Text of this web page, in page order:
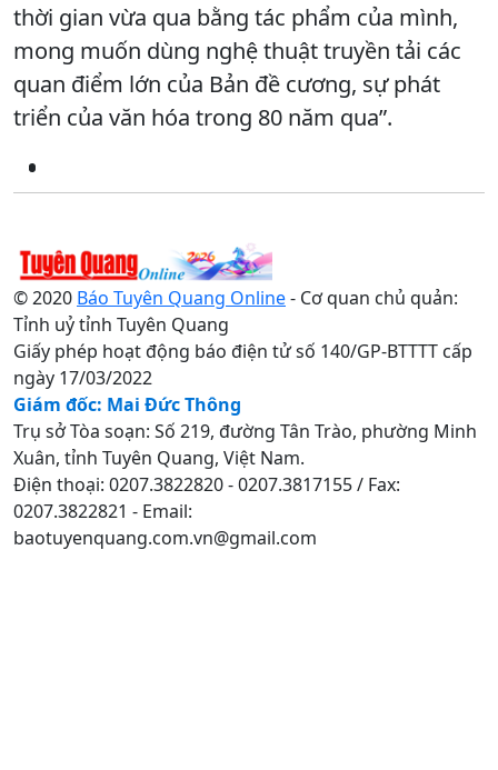
thời gian vừa qua bằng tác phẩm của mình,
mong muốn dùng nghệ thuật truyền tải các
quan điểm lớn của Bản đề cương, sự phát
triển của văn hóa trong 80 năm qua”.
© 2020 Báo Tuyên Quang Online- Cơ quan chủ quản:
Tỉnh uỷ tỉnh Tuyên Quang
Giấy phép hoạt động báo điện tử số 140/GP-BTTTT cấp
ngày 17/03/2022
Giám đốc: Mai Đức Thông
Trụ sở Tòa soạn: Số 219, đường Tân Trào, phường Minh
Xuân, tỉnh Tuyên Quang, Việt Nam.
Điện thoại: 0207.3822820 - 0207.3817155 / Fax:
0207.3822821 - Email:
baotuyenquang.com.vn@gmail.com